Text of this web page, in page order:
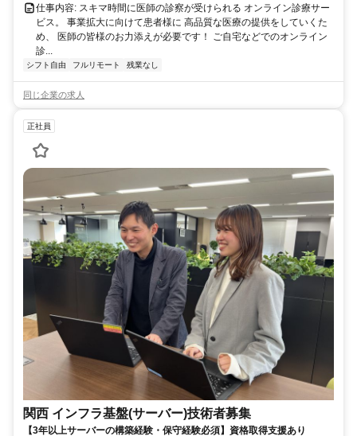
仕事内容: スキマ時間に医師の診察が受けられる オンライン診療サー
ビス。 事業拡大に向けて患者様に 高品質な医療の提供をしていくた
め、 医師の皆様のお力添えが必要です！ ご自宅などでのオンライン
診...
シフト自由 フルリモート 残業なし
同じ企業の求人
正社員
関西 インフラ基盤(サーバー)技術者募集
【3年以上サーバーの構築経験・保守経験必須】資格取得支援あり